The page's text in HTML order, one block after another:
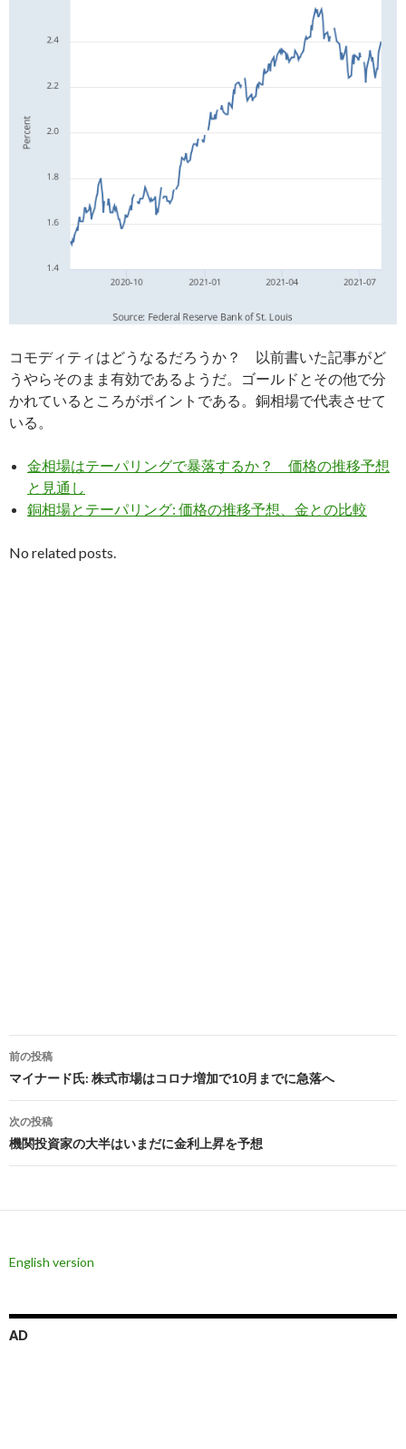
コモディティはどうなるだろうか？ 以前書いた記事がど
うやらそのまま有効であるようだ。ゴールドとその他で分
かれているところがポイントである。銅相場で代表させて
いる。
金相場はテーパリングで暴落するか？ 価格の推移予想
と見通し
銅相場とテーパリング: 価格の推移予想、金との比較
No related posts.
投
稿
ナ
ビ
ゲ
ー
ョ
前の投稿
マイナード氏: 株式市場はコロナ増加で10月までに急落へ
次の投稿
機関投資家の大半はいまだに金利上昇を予想
English version
AD